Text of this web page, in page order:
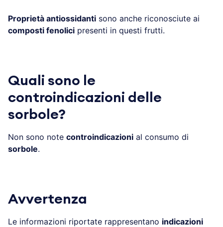
Proprietà antiossidanti sono anche riconosciute ai
composti fenolici presenti in questi frutti.
Quali sono le
controindicazioni delle
sorbole?
Non sono note controindicazioni al consumo di
sorbole.
Avvertenza
Le informazioni riportate rappresentano indicazioni